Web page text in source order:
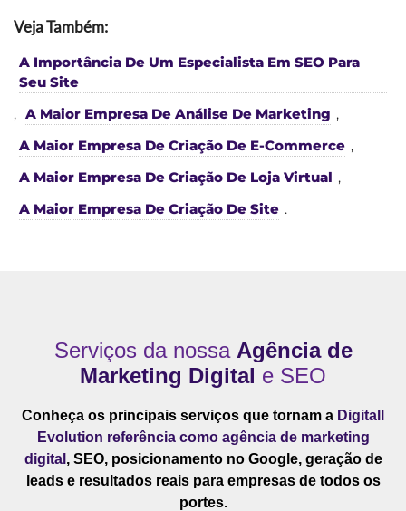
Veja Também:
A Importância De Um Especialista Em SEO Para
Seu Site
, A Maior Empresa De Análise De Marketing ,
A Maior Empresa De Criação De E-Commerce ,
A Maior Empresa De Criação De Loja Virtual ,
A Maior Empresa De Criação De Site .
Serviços da nossa Agência de
Marketing Digital e SEO
Conheça os principais serviços que tornam a Digitall
Evolution referência como agência de marketing
digital , SEO, posicionamento no Google, geração de
leads e resultados reais para empresas de todos os
portes.